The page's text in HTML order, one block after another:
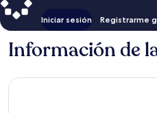
Iniciar sesión Registrarme
Información de